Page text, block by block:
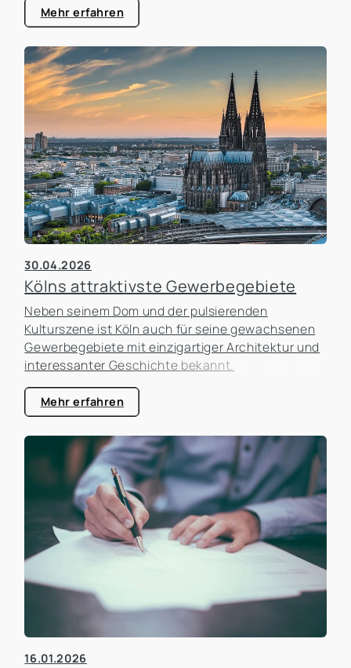
Kosten, sondern auch die Erreichbarkeit für
Kunden, die Attraktivität als Arbeitgeber und die
zukünftigen Entwicklungsmöglichkeiten des
Unternehmens. In der Praxis erleben wir häufig,
dass Unternehmen zu lange an einem Standort
festhalten, obwohl sich die Rahmenbedingungen
längst verändert haben. Gleichzeitig werden
Umzüge manchmal überstürzt geplant, ohne die
tatsächlichen Auswirkungen ausreichend zu
analysieren.
Mehr erfahren
30.04.2026
Kölns attraktivste Gewerbegebiete
Neben seinem Dom und der pulsierenden
Kulturszene ist Köln auch für seine gewachsenen
Gewerbegebiete mit einzigartiger Architektur und
interessanter Geschichte bekannt.
Mehr erfahren
16.01.2026